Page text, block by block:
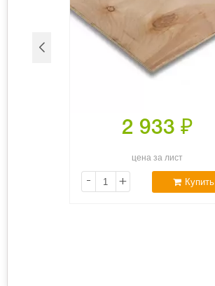
2 933 ₽
цена за лист
- + Купить